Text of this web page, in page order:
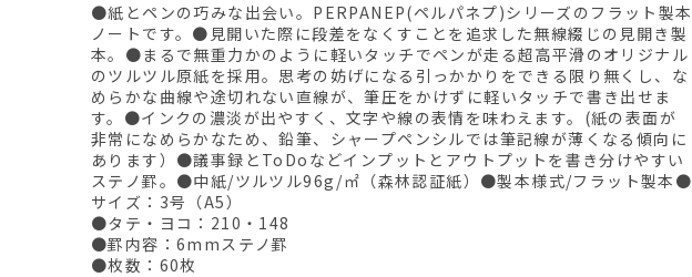
●紙とペンの巧みな出会い。PERPANEP(ペルパネプ)シリーズのフラット製本
ノートです。●見開いた際に段差をなくすことを追求した無線綴じの見開き製
本。●まるで無重力かのように軽いタッチでペンが走る超高平滑のオリジナル
のツルツル原紙を採用。思考の妨げになる引っかかりをできる限り無くし、な
めらかな曲線や途切れない直線が、筆圧をかけずに軽いタッチで書き出せま
す。●インクの濃淡が出やすく、文字や線の表情を味わえます。(紙の表面が
非常になめらかなため、鉛筆、シャープペンシルでは筆記線が薄くなる傾向に
あります）●議事録とToDoなどインプットとアウトプットを書き分けやすい
ステノ罫。●中紙/ツルツル96g/㎡（森林認証紙）●製本様式/フラット製本●
サイズ：3号（A5）
●タテ・ヨコ：210・148
●罫内容：6mmステノ罫
●枚数：60枚